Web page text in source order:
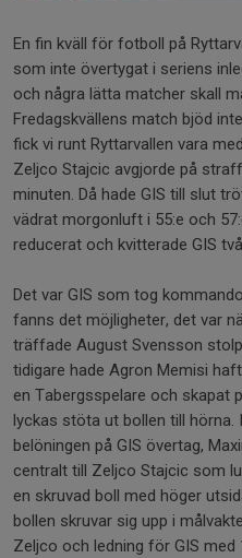
En fin kväll för fotboll på
som inte övertygat i seriens
och några lätta matcher skall
Fredagskvällens match bjöd
fick vi runt Ryttarvallen vara
Zeljco Stajcic avgjorde på
minuten. Då hade GIS till slut
vädrat morgonluft i 55:e och
reducerat och kvitterade GIS
Det var GIS som tog
fanns det möjligheter, det var
träffade August Svensson
tidigare hade Agron Memisi
en Tabergsspelare och skapat
lyckas stöta ut bollen till hörna.
belöningen på GIS övertag,
centralt till Zeljco Stajcic som
en skruvad boll med höger
bollen skruvar sig upp i
Zeljco och ledning för GIS